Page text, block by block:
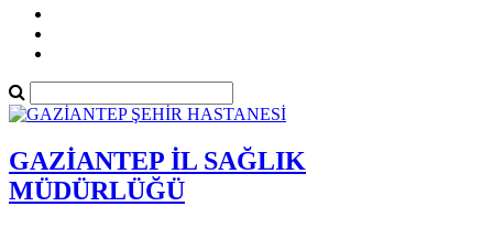
GAZİANTEP İL SAĞLIK
MÜDÜRLÜĞÜ